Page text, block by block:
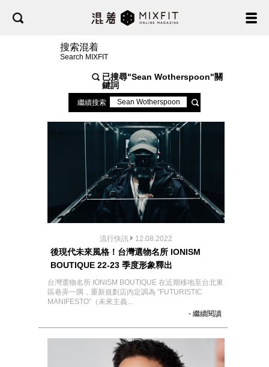
搜索混着
Search MIXFIT
已搜尋"Sean Wotherspoon"關
鍵詞
繼續搜索
流行快訊 12.08.2022
後現代未來風格！台灣選物名所 IONISM
BOUTIQUE 22-23 季度形象釋出
台灣選物名所 IONISM BOUTIQUE 在近期移地至台北東
區巷弄一隅，重新規劃店內定調為 ”FUTURISTIC
MANIFESTO”（未來主義...
- 繼續閱讀